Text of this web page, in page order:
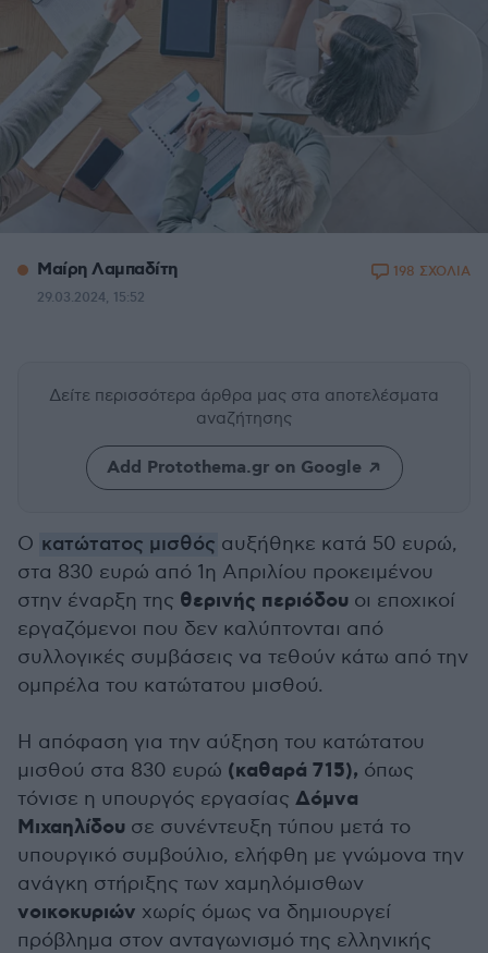
Μαίρη Λαμπαδίτη
29.03.2024, 15:52
198 ΣΧΟΛΙΑ
Δείτε περισσότερα άρθρα μας στα αποτελέσματα
αναζήτησης
Add Protothema.gr on Google
Ο κατώτατος μισθός αυξήθηκε κατά 50 ευρώ,
στα 830 ευρώ από 1η Απριλίου προκειμένου
στην έναρξη της θερινής περιόδου οι εποχικοί
εργαζόμενοι που δεν καλύπτονται από
συλλογικές συμβάσεις να τεθούν κάτω από την
ομπρέλα του κατώτατου μισθού.
Η απόφαση για την αύξηση του κατώτατου
μισθού στα 830 ευρώ (καθαρά 715), όπως
τόνισε η υπουργός εργασίας Δόμνα
Μιχαηλίδου σε συνέντευξη τύπου μετά το
υπουργικό συμβούλιο, ελήφθη με γνώμονα την
ανάγκη στήριξης των χαμηλόμισθων
νοικοκυριών χωρίς όμως να δημιουργεί
πρόβλημα στον ανταγωνισμό της ελληνικής